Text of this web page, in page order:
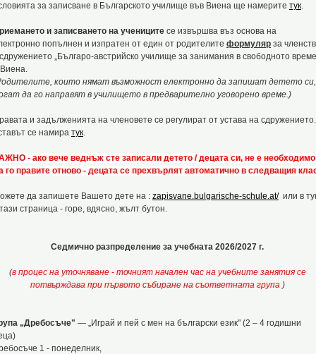
за записване в Българското училище във Виена ще намерите тук.
и записването на учениците се извършва въз основа на
попълнен и изпратен от един от родителите формуляр за
„Българо-австрийско училище за занимания в свободното
които нямат възможност електронно да запишат детето си,
да го направят в училището в предварително уговорено време.)
и задълженията на членовете се регулират от устава на сдружението.
се намира тук.
- ако вече веднъж сте записали детето / децата си, не е необходимо
го правите отново - децата се прехвърлят автоматично в следващия
да запишете Вашето дете на : zapisvane.bulgarische-schule.at/или в
страница - горе, вдясно, жълт бутон.
Седмично разпределение за учебната 2026/2027 г.
(в процес на уточняване -точният начален час на учебните занятия се
потвърждава при първото събиране на съответната група )
„Дребосъче" — „Играй и пей с мен на български език" (2 – 4 годишни
1 - понеделник,